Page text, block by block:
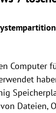
Computer
Dateien,